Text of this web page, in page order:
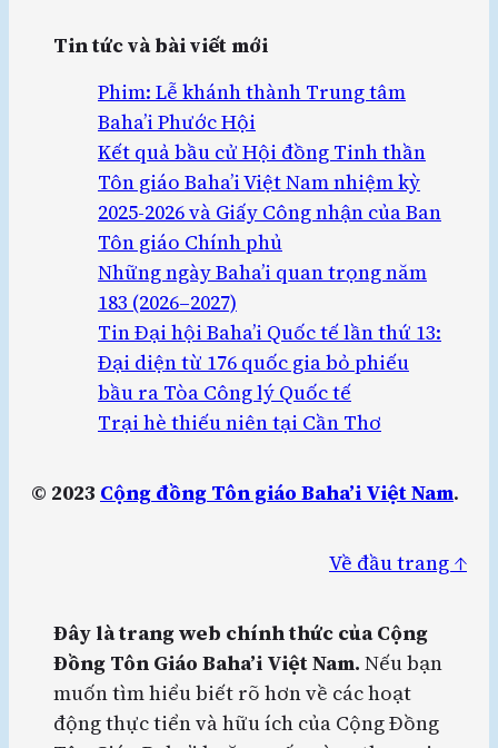
Tin tức và bài viết mới
Phim: Lễ khánh thành Trung tâm
Baha’i Phước Hội
Kết quả bầu cử Hội đồng Tinh thần
Tôn giáo Baha’i Việt Nam nhiệm kỳ
2025-2026 và Giấy Công nhận của Ban
Tôn giáo Chính phủ
Những ngày Baha’i quan trọng năm
183 (2026–2027)
Tin Đại hội Baha’i Quốc tế lần thứ 13:
Đại diện từ 176 quốc gia bỏ phiếu
bầu ra Tòa Công lý Quốc tế
Trại hè thiếu niên tại Cần Thơ
© 2023 Cộng đồng Tôn giáo Baha’i Việt Nam.
Về đầu trang ↑
Đây là trang web chính thức của Cộng
Đồng Tôn Giáo Baha’i Việt Nam. Nếu bạn
muốn tìm hiểu biết rõ hơn về các hoạt
động thực tiển và hữu ích của Cộng Đồng